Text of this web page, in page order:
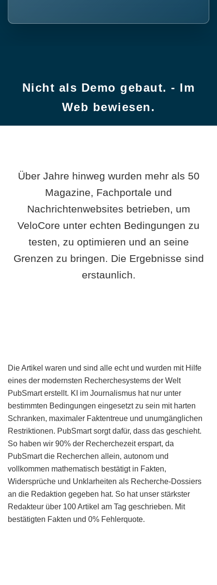
Nicht als Demo gebaut. - Im
Web bewiesen.
Über Jahre hinweg wurden mehr als 50
Magazine, Fachportale und
Nachrichtenwebsites betrieben, um
VeloCore unter echten Bedingungen zu
testen, zu optimieren und an seine
Grenzen zu bringen. Die Ergebnisse sind
erstaunlich.
Die Artikel waren und sind alle echt und wurden mit Hilfe
eines der modernsten Recherchesystems der Welt
PubSmart erstellt. KI im Journalismus hat nur unter
bestimmten Bedingungen eingesetzt zu sein mit harten
Schranken, maximaler Faktentreue und unumgänglichen
Restriktionen. PubSmart sorgt dafür, dass das geschieht.
So haben wir 90% der Recherchezeit erspart, da
PubSmart die Recherchen allein, autonom und
vollkommen mathematisch bestätigt in Fakten,
Widersprüche und Unklarheiten als Recherche-Dossiers
an die Redaktion gegeben hat. So hat unser stärkster
Redakteur über 100 Artikel am Tag geschrieben. Mit
bestätigten Fakten und 0% Fehlerquote.